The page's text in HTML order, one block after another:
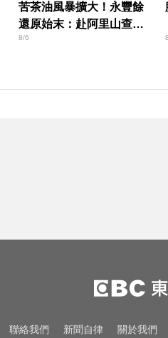
苦茶油風暴擴大！永豐餘
還原始末：赴阿里山查核
仍遭騙
8/6
淺層地震 最大震度
越動越年輕！銀髮
《唐伯虎》資深綠
聯絡我們 新聞自律 關於我們